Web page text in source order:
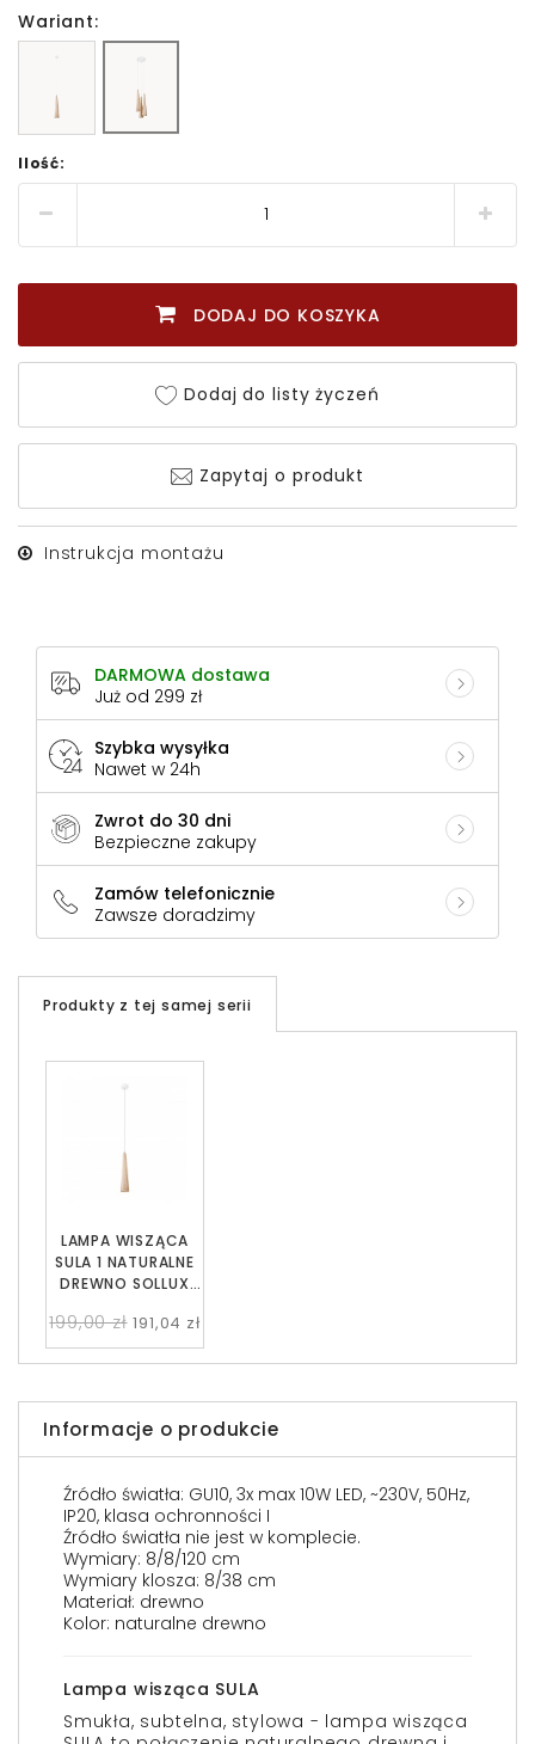
Wariant:
Ilość:
DODAJ DO KOSZYKA
Dodaj do listy życzeń
Zapytaj o produkt
Instrukcja montażu
DARMOWA dostawa
Już od 299 zł
Szybka wysyłka
Nawet w 24h
Zwrot do 30 dni
Bezpieczne zakupy
Zamów telefonicznie
Zawsze doradzimy
Produkty z tej samej serii
LAMPA WISZĄCA
SULA 1 NATURALNE
DREWNO SOLLUX
199,00 zł 191,04 zł
Informacje o produkcie
Źródło światła: GU10, 3x max 10W LED, ~230V, 50Hz,
IP20, klasa ochronności I
Źródło światła nie jest w komplecie.
Wymiary: 8/8/120 cm
Wymiary klosza: 8/38 cm
Materiał: drewno
Kolor: naturalne drewno
Lampa wisząca SULA
Smukła, subtelna, stylowa - lampa wisząca